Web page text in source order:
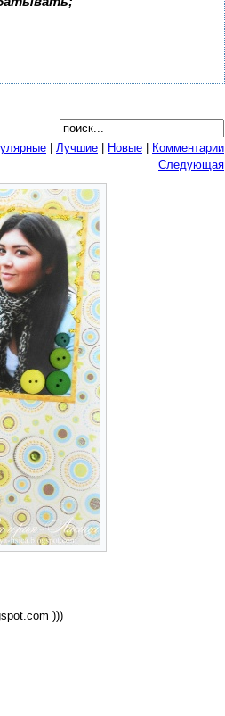
Лучшие Новые
Комментарии
Следующая
)))